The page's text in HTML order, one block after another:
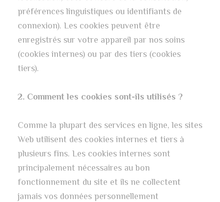
préférences linguistiques ou identifiants de
connexion). Les cookies peuvent être
enregistrés sur votre appareil par nos soins
(cookies internes) ou par des tiers (cookies
tiers).
2. Comment les cookies sont-ils utilisés ?
Comme la plupart des services en ligne, les sites
Web utilisent des cookies internes et tiers à
plusieurs fins. Les cookies internes sont
principalement nécessaires au bon
fonctionnement du site et ils ne collectent
jamais vos données personnellement